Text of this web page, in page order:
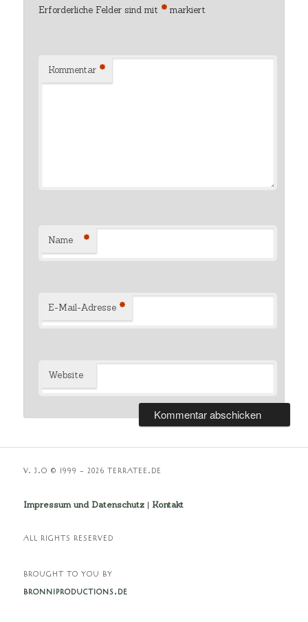
Erforderliche Felder sind mit * markiert
Kommentar *
Name *
E-Mail-Adresse *
Website
V. 3.O © 1999 – 2026 TERRATEE.DE
Impressum und Datenschutz | Kontakt
ALL RIGHTS RESERVED
BROUGHT TO YOU BY
BRONNIPRODUCTIONS.DE